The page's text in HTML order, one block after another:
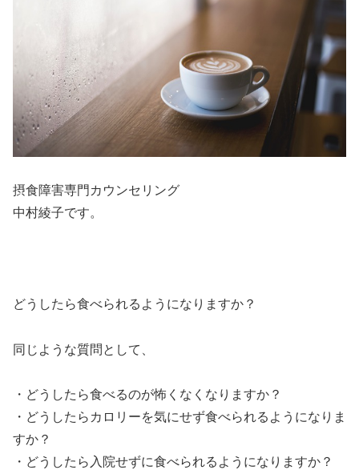
摂食障害専門カウンセリング
中村綾子です。
どうしたら食べられるようになりますか？
同じような質問として、
・どうしたら食べるのが怖くなくなりますか？
・どうしたらカロリーを気にせず食べられるようになりま
すか？
・どうしたら入院せずに食べられるようになりますか？